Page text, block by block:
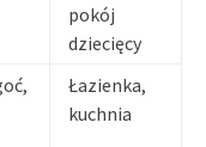
pokój
dziecięcy
Łazienka,
kuchnia